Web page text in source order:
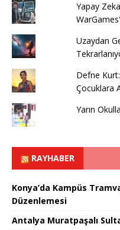
Yapay
Uzaydan
Defne
Çocuklara
Yarın
RAYHABER
Konya’da Kampüs
Düzenlemesi
Antalya Muratpaşalı